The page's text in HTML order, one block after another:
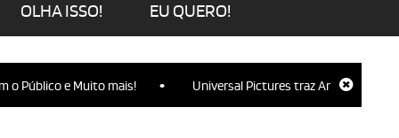
OLHA ISSO! EU QUERO!
Público e Muito mais! Universal Pictures traz Ariana Grande,